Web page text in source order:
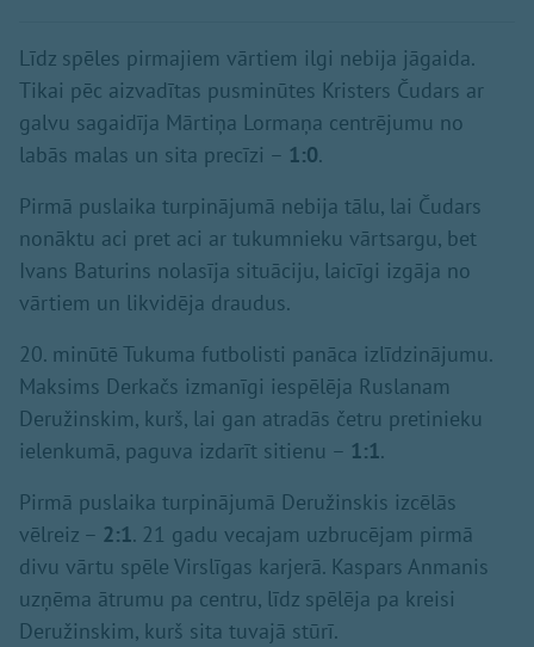
Līdz spēles pirmajiem vārtiem ilgi nebija jāgaida.
Tikai pēc aizvadītas pusminūtes Kristers Čudars ar
galvu sagaidīja Mārtiņa Lormaņa centrējumu no
labās malas un sita precīzi – 1:0.
Pirmā puslaika turpinājumā nebija tālu, lai Čudars
nonāktu aci pret aci ar tukumnieku vārtsargu, bet
Ivans Baturins nolasīja situāciju, laicīgi izgāja no
vārtiem un likvidēja draudus.
20. minūtē Tukuma futbolisti panāca izlīdzinājumu.
Maksims Derkačs izmanīgi iespēlēja Ruslanam
Deružinskim, kurš, lai gan atradās četru pretinieku
ielenkumā, paguva izdarīt sitienu – 1:1.
Pirmā puslaika turpinājumā Deružinskis izcēlās
vēlreiz – 2:1. 21 gadu vecajam uzbrucējam pirmā
divu vārtu spēle Virslīgas karjerā. Kaspars Anmanis
uzņēma ātrumu pa centru, līdz spēlēja pa kreisi
Deružinskim, kurš sita tuvajā stūrī.